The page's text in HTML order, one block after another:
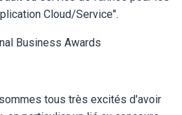
Cloud/Service".
Business Awards
tous très excités d'avoir